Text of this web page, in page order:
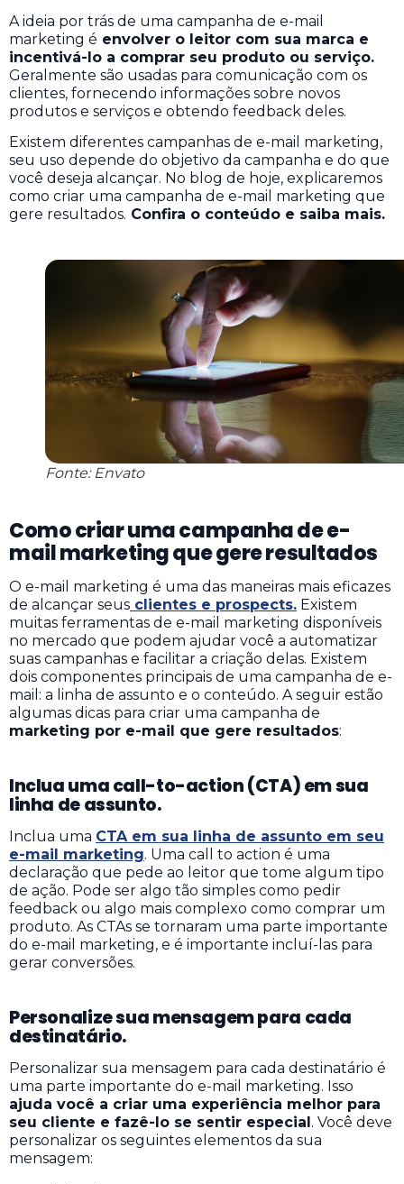
A ideia por trás de uma campanha de e-mail
marketing é envolver o leitor com sua marca e
incentivá-lo a comprar seu produto ou serviço.
Geralmente são usadas para comunicação com os
clientes, fornecendo informações sobre novos
produtos e serviços e obtendo feedback deles.
Existem diferentes campanhas de e-mail marketing,
seu uso depende do objetivo da campanha e do que
você deseja alcançar. No blog de hoje, explicaremos
como criar uma campanha de e-mail marketing que
gere resultados. Confira o conteúdo e saiba mais.
Fonte: Envato
Como criar uma campanha de e-
mail marketing que gere resultados
O e-mail marketing é uma das maneiras mais eficazes
de alcançar seus clientes e prospects. Existem
muitas ferramentas de e-mail marketing disponíveis
no mercado que podem ajudar você a automatizar
suas campanhas e facilitar a criação delas. Existem
dois componentes principais de uma campanha de e-
mail: a linha de assunto e o conteúdo. A seguir estão
algumas dicas para criar uma campanha de
marketing por e-mail que gere resultados:
Inclua uma call-to-action (CTA) em sua
linha de assunto.
Inclua uma CTA em sua linha de assunto em seu
e-mail marketing. Uma call to action é uma
declaração que pede ao leitor que tome algum tipo
de ação. Pode ser algo tão simples como pedir
feedback ou algo mais complexo como comprar um
produto. As CTAs se tornaram uma parte importante
do e-mail marketing, e é importante incluí-las para
gerar conversões.
Personalize sua mensagem para cada
destinatário.
Personalizar sua mensagem para cada destinatário é
uma parte importante do e-mail marketing. Isso
ajuda você a criar uma experiência melhor para
seu cliente e fazê-lo se sentir especial. Você deve
personalizar os seguintes elementos da sua
mensagem: